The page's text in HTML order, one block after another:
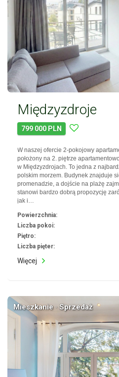
Międzyzdroje
799 000 PLN
W naszej ofercie 2-pokojowy
położony na 2. piętrze
w Międzyzdrojach. To jedna z
polskim morzem. Budynek znajduje
promenadzie, a dojście na plażę
stanowi bardzo dobrą propozycję
jak i…
Powierzchnia:
Liczba pokoi:
Piętro:
Liczba pięter:
Więcej
Mieszkanie · Sprzedaż